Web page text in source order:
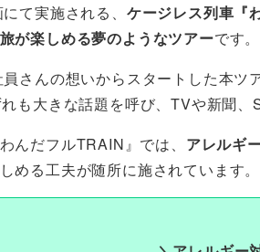
て実施される、 ケージレス列車『
が楽しめる夢のようなツアーです。
さんの想いからスタートした本ツ
も大きな話題を呼び、TVや新聞、
んだフルTRAIN』では、 アレルギ
める工夫が随所に施されています。